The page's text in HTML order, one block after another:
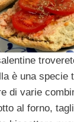
è una specie
di varie
al forno,